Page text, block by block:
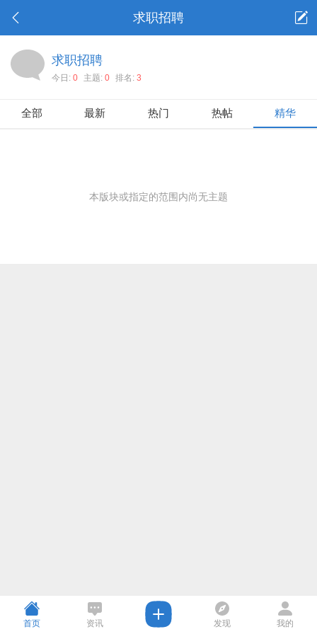
求职招聘
求职招聘
今日: 0 主题: 0 排名: 3
全部 最新 热门 热帖 精华
本版块或指定的范围内尚无主题
首页 资讯 发现 我的